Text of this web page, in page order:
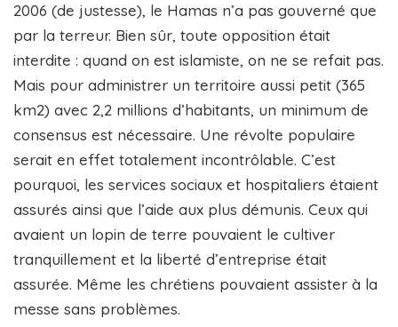
2006 (de justesse), le Hamas n’a pas gouverné que
par la terreur. Bien sûr, toute opposition était
interdite : quand on est islamiste, on ne se refait pas.
Mais pour administrer un territoire aussi petit (365
km2) avec 2,2 millions d’habitants, un minimum de
consensus est nécessaire. Une révolte populaire
serait en effet totalement incontrôlable. C’est
pourquoi, les services sociaux et hospitaliers étaient
assurés ainsi que l’aide aux plus démunis. Ceux qui
avaient un lopin de terre pouvaient le cultiver
tranquillement et la liberté d’entreprise était
assurée. Même les chrétiens pouvaient assister à la
messe sans problèmes.